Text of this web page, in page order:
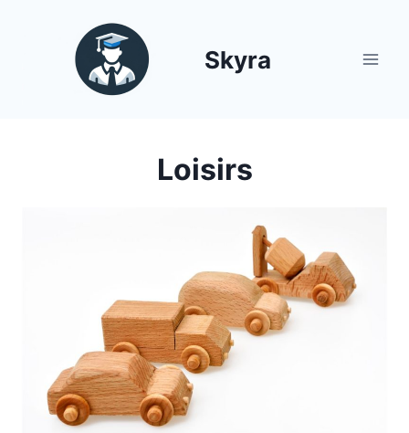
Skyra
Loisirs